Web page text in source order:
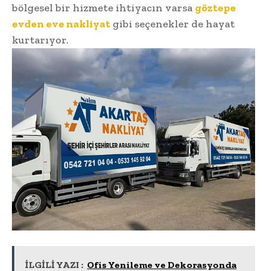
bölgesel bir hizmete ihtiyacın varsa göztepe
evden eve nakliyat gibi seçenekler de hayat
kurtarıyor.
İLGİLİ YAZI : Ofis Yenileme ve Dekorasyonda